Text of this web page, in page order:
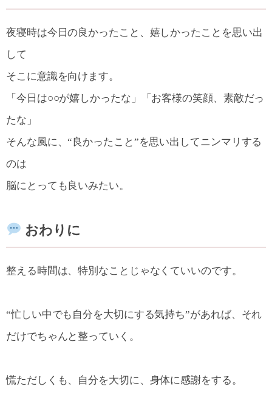
夜寝時は今日の良かったこと、嬉しかったことを思い出
して
そこに意識を向けます。
「今日は○○が嬉しかったな」「お客様の笑顔、素敵だっ
たな」
そんな風に、“良かったこと”を思い出してニンマリする
のは
脳にとっても良いみたい。
おわりに
整える時間は、特別なことじゃなくていいのです。
“忙しい中でも自分を大切にする気持ち”があれば、それ
だけでちゃんと整っていく。
慌ただしくも、自分を大切に、身体に感謝をする。